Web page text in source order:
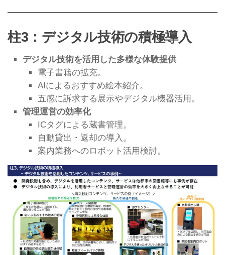
柱3：デジタル技術の積極導入
デジタル技術を活用した多様な体験提供
電子書籍の拡充。
AIによるおすすめ絵本紹介。
五感に訴求する展示やデジタル機器活用。
管理運営の効率化
ICタグによる蔵書管理。
自動貸出・返却の導入。
案内業務へのロボット活用検討。